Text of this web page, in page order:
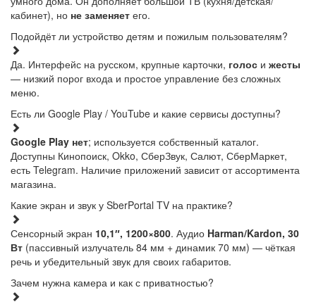
кабинет), но не заменяет его.
Подойдёт ли устройство детям и пожилым пользователям?
Да. Интерфейс на русском, крупные карточки, голос и жесты
— низкий порог входа и простое управление без сложных
меню.
Есть ли Google Play / YouTube и какие сервисы доступны?
Google Play нет; используется собственный каталог.
Доступны Кинопоиск, Okko, СберЗвук, Салют, СберМаркет,
есть Telegram. Наличие приложений зависит от ассортимента
магазина.
Какие экран и звук у SberPortal TV на практике?
Сенсорный экран 10,1″, 1200×800. Аудио Harman/Kardon, 30
Вт (пассивный излучатель 84 мм + динамик 70 мм) — чёткая
речь и убедительный звук для своих габаритов.
Зачем нужна камера и как с приватностью?